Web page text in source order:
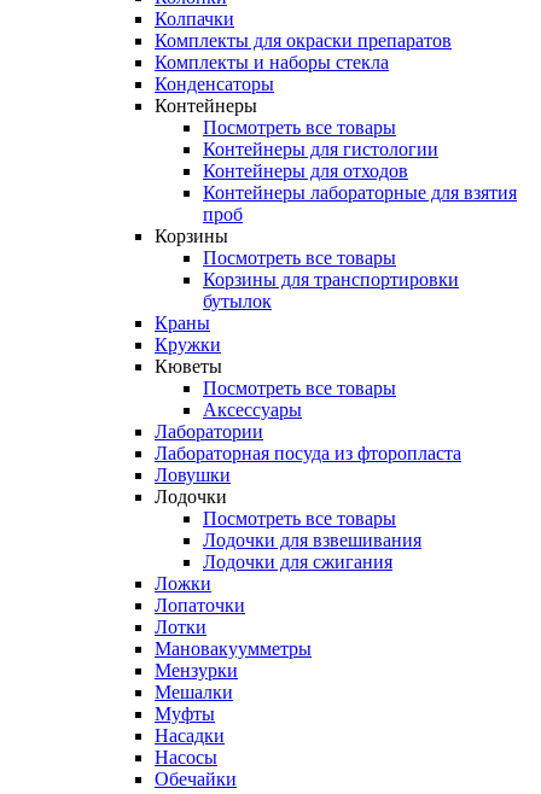
Колпачки
Комплекты для окраски препаратов
Комплекты и наборы стекла
Конденсаторы
Контейнеры
Посмотреть все товары
Контейнеры для гистологии
Контейнеры для отходов
Контейнеры лабораторные для взятия
проб
Корзины
Посмотреть все товары
Корзины для транспортировки
бутылок
Краны
Кружки
Кюветы
Посмотреть все товары
Аксессуары
Лаборатории
Лабораторная посуда из фторопласта
Ловушки
Лодочки
Посмотреть все товары
Лодочки для взвешивания
Лодочки для сжигания
Ложки
Лопаточки
Лотки
Мановакуумметры
Мензурки
Мешалки
Муфты
Насадки
Насосы
Обечайки